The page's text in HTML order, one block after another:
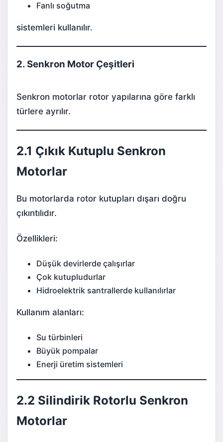
Fanlı soğutma
sistemleri kullanılır.
2. Senkron Motor Çeşitleri
Senkron motorlar rotor yapılarına göre farklı
türlere ayrılır.
2.1 Çıkık Kutuplu Senkron
Motorlar
Bu motorlarda rotor kutupları dışarı doğru
çıkıntılıdır.
Özellikleri:
Düşük devirlerde çalışırlar
Çok kutupludurlar
Hidroelektrik santrallerde kullanılırlar
Kullanım alanları:
Su türbinleri
Büyük pompalar
Enerji üretim sistemleri
2.2 Silindirik Rotorlu Senkron
Motorlar